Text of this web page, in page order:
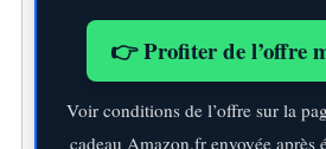
👉 Profiter de l’offre
Voir conditions de l’offre sur la
cadeau Amazon.fr envoyée
S
a
r
c